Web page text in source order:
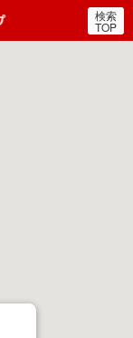
郵便局・日本郵政グルー
検索
TOP